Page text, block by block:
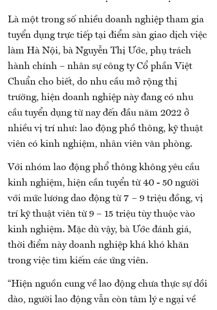
Là một trong số nhiều doanh nghiệp tham gia
tuyển dụng trực tiếp tại điểm sàn giao dịch việc
làm Hà Nội, bà Nguyễn Thị Ước, phụ trách
hành chính – nhân sự công ty Cổ phần Việt
Chuẩn cho biết, do nhu cầu mở rộng thị
trường, hiện doanh nghiệp này đang có nhu
cầu tuyển dụng từ nay đến đầu năm 2022 ở
nhiều vị trí như: lao động phồ thông, kỹ thuật
viên có kinh nghiệm, nhân viên văn phòng.
Với nhóm lao động phổ thông không yêu cầu
kinh nghiệm, hiện cần tuyển từ 40 - 50 người
với mức lương dao động từ 7 – 9 triệu đồng, vị
trí kỹ thuật viên từ 9 – 15 triệu tùy thuộc vào
kinh nghiệm. Mặc dù vậy, bà Ước đánh giá,
thời điểm này doanh nghiệp khá khó khăn
trong việc tìm kiếm các ứng viên.
“Hiện nguồn cung về lao động chưa thực sự dồi
dào, người lao động vẫn còn tâm lý e ngại về